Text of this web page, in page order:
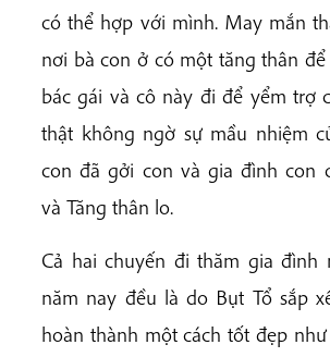
có thể hợp với mình. May mắn
nơi bà con ở có một tăng thân
bác gái và cô này đi để yểm trợ
thật không ngờ sự mầu nhiệm
con đã gởi con và gia đình con
và Tăng thân lo.
Cả hai chuyến đi thăm gia đình
năm nay đều là do Bụt Tổ sắp
hoàn thành một cách tốt đẹp